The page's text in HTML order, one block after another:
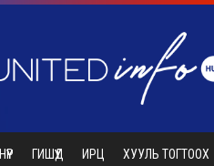
НҮҮР ГИШҮҮД ИРЦ ХУУЛЬ ТОГТООХ